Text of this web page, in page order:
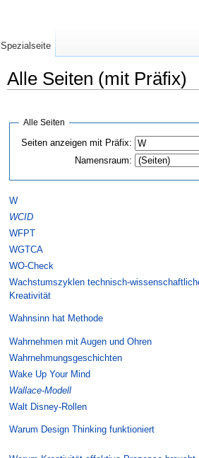
Alle Seiten (mit Präfix)
Alle Seiten
Seiten anzeigen mit Präfix:
Namensraum:
W
WCID
WFPT
WGTCA
WO-Check
Wachstumszyklen technisch-
Kreativität
Wahnsinn hat Methode
Wahrnehmen mit Augen und Ohren
Wahrnehmungsgeschichten
Wake Up Your Mind
Wallace-Modell
Walt Disney-Rollen
Warum Design Thinking funktioniert
Spezialseite